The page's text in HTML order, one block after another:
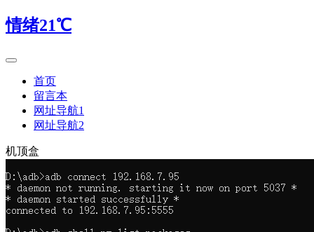
情绪21℃
首页
留言本
网址导航1
网址导航2
机顶盒